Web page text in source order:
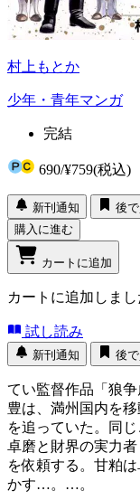
村上もとか
少年・青年マンガ
完結
690/¥759(税込)
新刊通知
後
購入に進む
カートに追加
カートに追加しまし
試し読み
新刊通知 後
てい監督作品「狼
豊は、満州国内を
を追っていた。同
卓磨と財界の実力
を依頼する。甘粕
かす…。…。